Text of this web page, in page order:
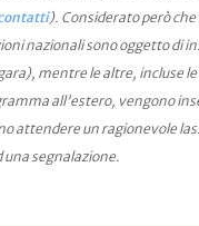
). Considerato però che
nazionali sono oggetto di
mentre le altre, incluse le
all'estero, vengono
attendere un ragionevole
una segnalazione.